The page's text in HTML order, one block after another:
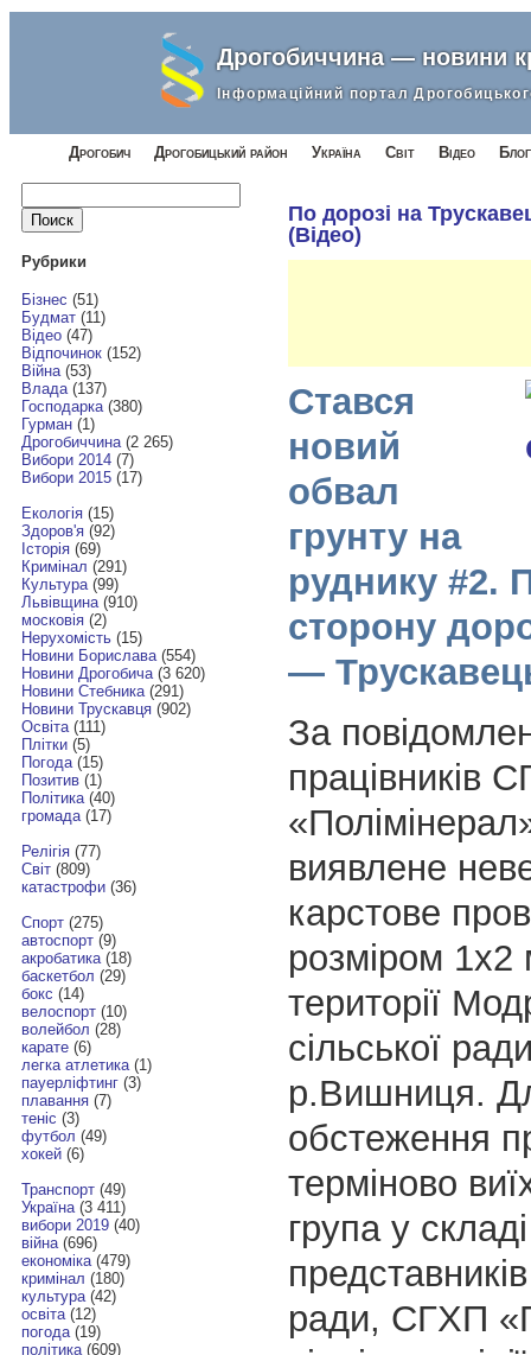
Дрогобиччина — новини
Інформаційний портал
Дрогобич Дрогобицький район Україна Світ Відео
Найти:
Рубрики
Бізнес (51)
Будмат(11)
Відео(47)
Відпочинок(152)
Війна(53)
Влада(137)
Господарка(380)
Гурман(1)
Дрогобиччина(2 265)
Вибори 2014(7)
Вибори 2015(17)
Екологія(15)
Здоров'я(92)
Історія(69)
Кримінал (291)
Культура(99)
Львівщина(910)
московія(2)
Нерухомість(15)
Новини Борислава(554)
Новини Дрогобича(3 620)
Новини Стебника(291)
Новини Трускавця(902)
Освіта(111)
Плітки(5)
Погода(15)
Позитив(1)
Політика(40)
громада(17)
Релігія(77)
Світ(809)
катастрофи(36)
Спорт(275)
автоспорт(9)
акробатика(18)
баскетбол (29)
бокс (14)
велоспорт(10)
волейбол (28)
карате(6)
легка атлетика(1)
пауерліфтинг(3)
плавання(7)
теніс (3)
футбол (49)
хокей(6)
Транспорт(49)
Україна(3 411)
вибори 2019(40)
війна(696)
економіка(479)
кримінал (180)
культура(42)
освіта(12)
погода(19)
політика(609)
По дорозі на
(Відео)
Стався
новий
обвал
грунту на
руднику #2.
сторону
—
За
працівників
виявлене
карстове
розміром 1х2
території
сільської
р.Вишниця.
обстеження
терміново
група у складі
ради, СГХП